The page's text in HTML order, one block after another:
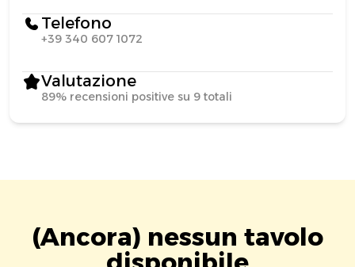
Telefono
+39 340 607 1072
Valutazione
89% recensioni positive su 9 totali
(Ancora) nessun tavolo